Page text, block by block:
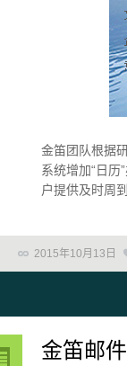
金笛团队根据
系统增加“日
户提供及时周
2015年10月13日
金笛邮